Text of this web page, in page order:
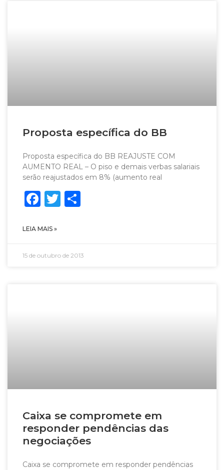
Proposta específica do BB
Proposta específica do BB REAJUSTE COM
AUMENTO REAL – O piso e demais verbas salariais
serão reajustados em 8% (aumento real
Facebook
Twitter
LEIA MAIS »
15 de outubro de 2013
Caixa se compromete em
responder pendências das
negociações
Caixa se compromete em responder pendências